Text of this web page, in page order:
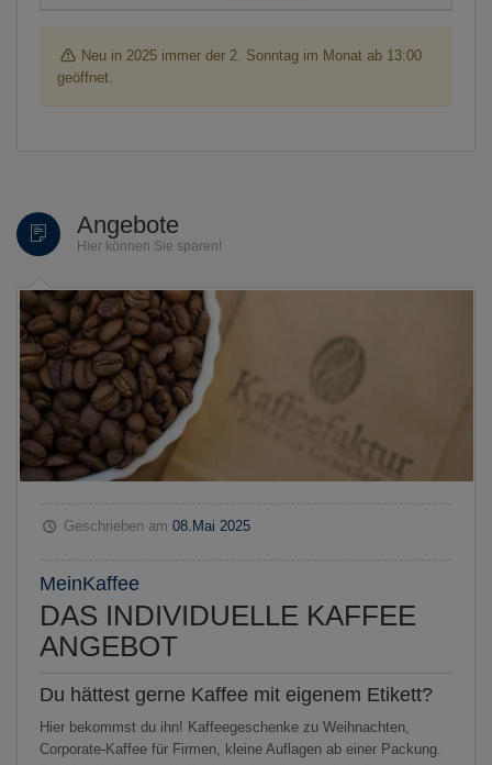
Neu in 2025 immer der 2. Sonntag im Monat ab 13:00
geöffnet.
Angebote
Hier können Sie sparen!
Geschrieben am08.Mai 2025
MeinKaffee
DAS INDIVIDUELLE KAFFEE
ANGEBOT
Du hättest gerne Kaffee mit eigenem Etikett?
Hier bekommst du ihn! Kaffeegeschenke zu Weihnachten,
Corporate-Kaffee für Firmen, kleine Auflagen ab einer Packung.